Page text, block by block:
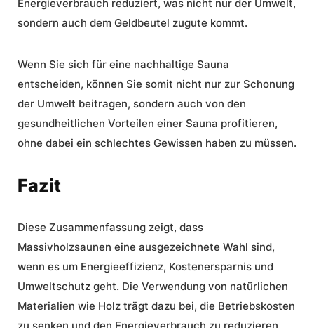
Energieverbrauch reduziert, was nicht nur der Umwelt,
sondern auch dem Geldbeutel zugute kommt.
Wenn Sie sich für eine nachhaltige Sauna
entscheiden, können Sie somit nicht nur zur Schonung
der Umwelt beitragen, sondern auch von den
gesundheitlichen Vorteilen einer Sauna profitieren,
ohne dabei ein schlechtes Gewissen haben zu müssen.
Fazit
Diese Zusammenfassung zeigt, dass
Massivholzsaunen eine ausgezeichnete Wahl sind,
wenn es um Energieeffizienz, Kostenersparnis und
Umweltschutz geht. Die Verwendung von natürlichen
Materialien wie Holz trägt dazu bei, die Betriebskosten